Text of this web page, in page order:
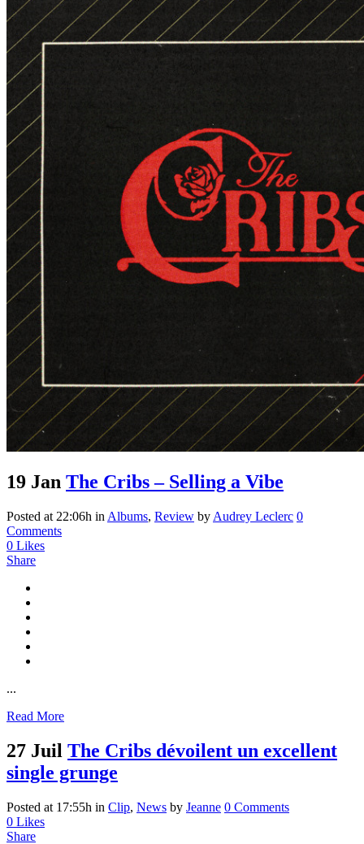
19 Jan The Cribs – Selling a Vibe
Posted at 22:06h in Albums, Review by Audrey Leclerc 0
Comments
0 Likes
Share
...
Read More
27 Juil The Cribs dévoilent un excellent
single grunge
Posted at 17:55h in Clip, News by Jeanne 0 Comments
0 Likes
Share